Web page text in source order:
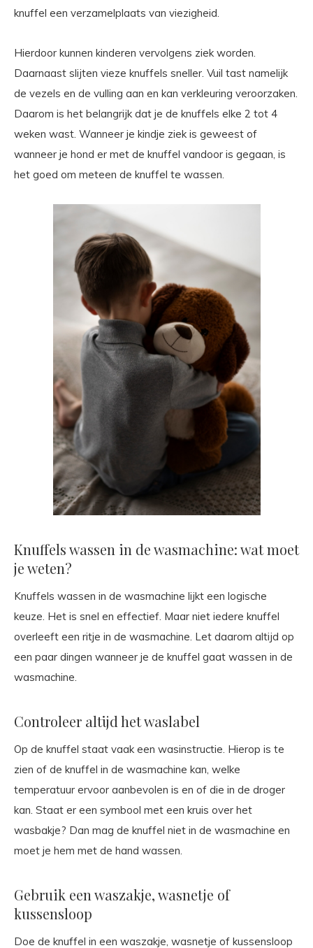
knuffel een verzamelplaats van viezigheid.
Hierdoor kunnen kinderen vervolgens ziek worden.
Daarnaast slijten vieze knuffels sneller. Vuil tast namelijk
de vezels en de vulling aan en kan verkleuring veroorzaken.
Daarom is het belangrijk dat je de knuffels elke 2 tot 4
weken wast. Wanneer je kindje ziek is geweest of
wanneer je hond er met de knuffel vandoor is gegaan, is
het goed om meteen de knuffel te wassen.
Knuffels wassen in de wasmachine: wat moet
je weten?
Knuffels wassen in de wasmachine lijkt een logische
keuze. Het is snel en effectief. Maar niet iedere knuffel
overleeft een ritje in de wasmachine. Let daarom altijd op
een paar dingen wanneer je de knuffel gaat wassen in de
wasmachine.
Controleer altijd het waslabel
Op de knuffel staat vaak een wasinstructie. Hierop is te
zien of de knuffel in de wasmachine kan, welke
temperatuur ervoor aanbevolen is en of die in de droger
kan. Staat er een symbool met een kruis over het
wasbakje? Dan mag de knuffel niet in de wasmachine en
moet je hem met de hand wassen.
Gebruik een waszakje, wasnetje of
kussensloop
Doe de knuffel in een waszakje, wasnetje of kussensloop